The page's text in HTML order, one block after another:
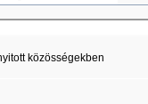
közösségekben